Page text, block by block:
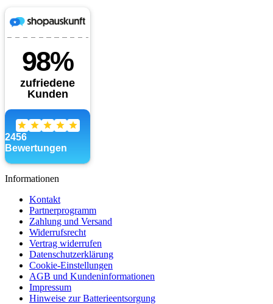
Informationen
Kontakt
Partnerprogramm
Zahlung und Versand
Widerrufsrecht
Vertrag widerrufen
Datenschutzerklärung
Cookie-Einstellungen
AGB und Kundeninformationen
Impressum
Hinweise zur Batterieentsorgung